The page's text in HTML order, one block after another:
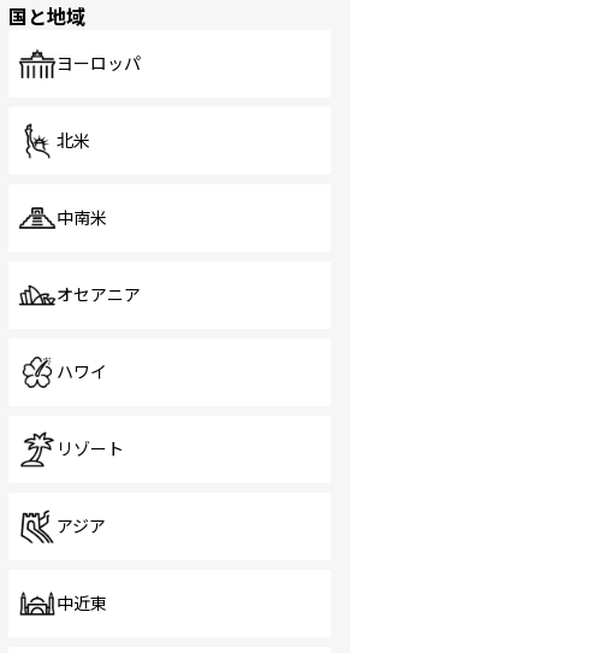
国と地域
ヨーロッパ
北米
中南米
オセアニア
ハワイ
リゾート
アジア
中近東